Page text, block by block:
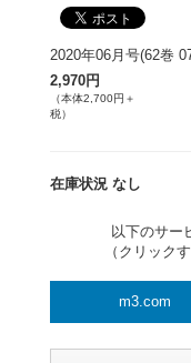
2020年06月号(62巻
2,970円
（本体2,700円＋
税）
在庫状況 なし
以下のサー
（クリック
m3.com